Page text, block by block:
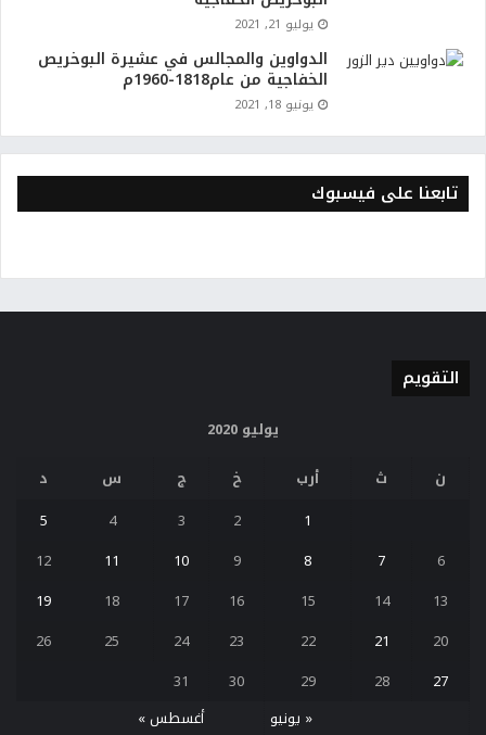
يوليو 21, 2021
الدواوين والمجالس في عشيرة البوخريص
الخفاجية من عام1818-1960م
يونيو 18, 2021
تابعنا على فيسبوك
التقويم
يوليو 2020
ن
ث أرب خ ج س د
« يونيو أغسطس »
1
2
3
4
5
6
7
8
9
10
11
12
13
14
15
16
17
18
19
20
21
22
23
24
25
26
27
28
29
30
31